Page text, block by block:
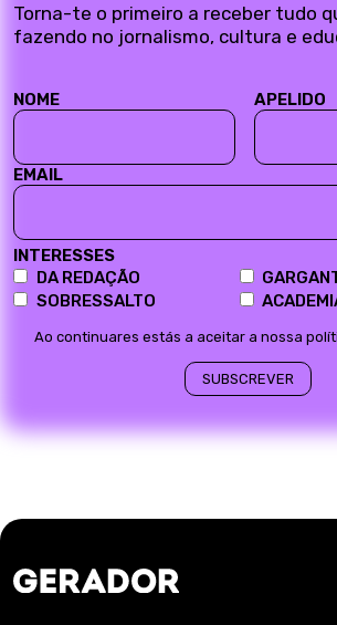
Torna-te o primeiro a receber tudo
fazendo no jornalismo, cultura e
NOME APELIDO
EMAIL
INTERESSES
DA REDAÇÃO
SOBRESSALTO
Ao continuares estás a aceitar a nossa